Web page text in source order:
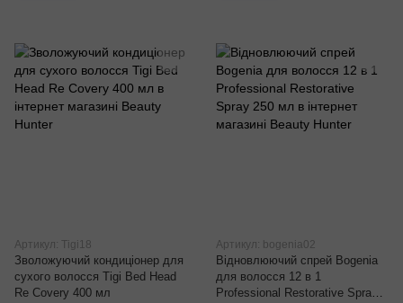
Артикул: Tigi18
Зволожуючий кондиціонер для
сухого волосся Tigi Bed Head
Re Covery 400 мл
Артикул: bogenia02
Відновлюючий спрей Bogenia
для волосся 12 в 1
Professional Restorative Spray